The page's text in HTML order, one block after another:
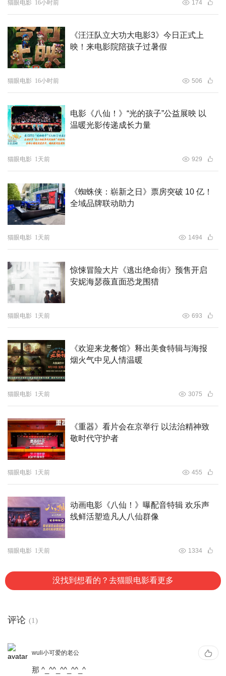
猫眼电影 16小时前 174
《汪汪队立大功大电影3》今日正式上
映！来电影院陪孩子过暑假
猫眼电影 16小时前 506
电影《八仙！》“光的孩子”公益展映 以
温暖光影传递成长力量
猫眼电影 1天前 929
《蜘蛛侠：崭新之日》票房突破 10 亿！
全域品牌联动助力
猫眼电影 1天前 1494
惊悚冒险大片《逃出绝命街》预售开启
安妮海瑟薇直面恐龙围猎
猫眼电影 1天前 693
《欢迎来龙餐馆》释出美食特辑与海报
烟火气中见人情温暖
猫眼电影 1天前 3075
《重器》看片会在京举行 以法治精神致
敬时代守护者
猫眼电影 1天前 455
动画电影《八仙！》曝配音特辑 欢乐声
线鲜活塑造凡人八仙群像
猫眼电影 1天前 1334
没找到想看的？去猫眼电影看更多
评论 (1)
wuli小可爱的老公
那 ^_^^_^^_^^_^